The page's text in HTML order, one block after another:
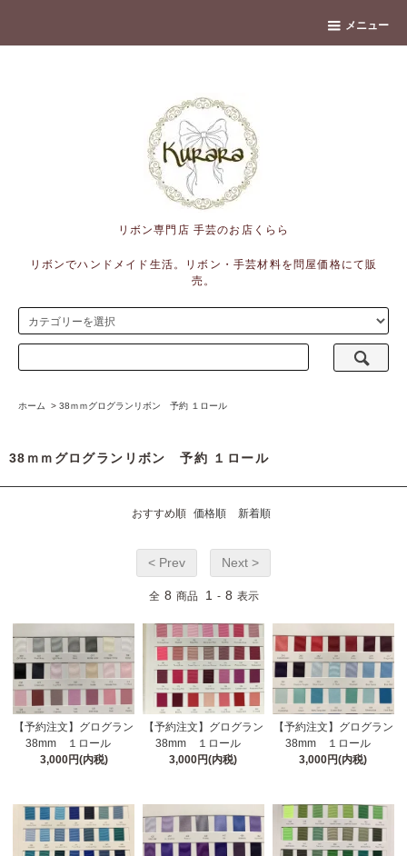
メニュー
リボン専門店 手芸のお店くらら
リボンでハンドメイド生活。リボン・手芸材料を問屋価格にて販
売。
ホーム > 38ｍｍグログランリボン 予約 １ロール
38ｍｍグログランリボン 予約 １ロール
おすすめ順 価格順 新着順
< Prev Next >
全 8 商品 1 - 8 表示
【予約注文】グログラン
38mm １ロール
3,000円(内税)
【予約注文】グログラン
38mm １ロール
3,000円(内税)
【予約注文】グログラン
38mm １ロール
3,000円(内税)